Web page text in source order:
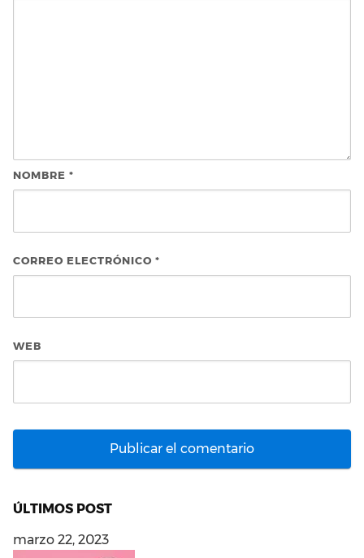
NOMBRE *
CORREO ELECTRÓNICO *
WEB
ÚLTIMOS POST
marzo 22, 2023